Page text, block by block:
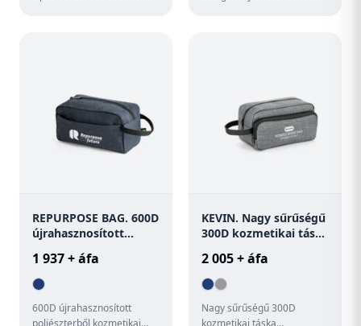
REPURPOSE BAG. 600D
újrahasznosított
kozmetikai táska
1 937 + áfa
600D újrahasznosított
poliészterből kozmetikai
KEVIN. Nagy sűrűségű
300D kozmetikai táska
2 005 + áfa
Nagy sűrűségű 300D
kozmetikai táska